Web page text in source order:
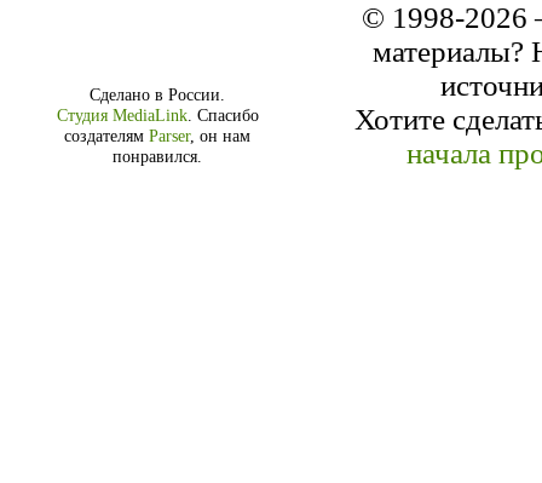
Сделано в России.
Студия MediaLink. Спасибо
создателям Parser, он нам
понравился.
© 1998-2026
материалы?
Хотите
начала